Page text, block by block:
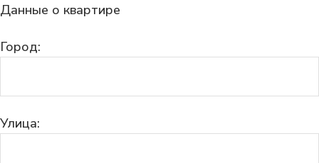
Данные о квартире
Город:
Улица: